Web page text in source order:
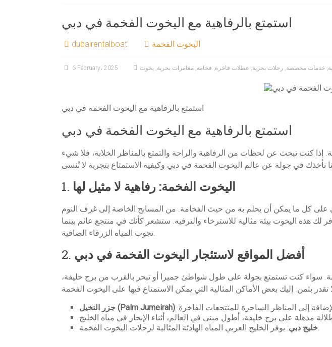
استمتع بالرفاهية مع اليخوت الفخمة في دبي
dubairentalboat اليخوت الفخمة
6 February، 2025 , خدمات مخصصة, رحلات بحرية, عطلات فاخرة, فخامة, مغامرات بحرية, يخوت
استمتع بالرفاهية مع اليخوت الفخمة في دبي
استمتع بالرفاهية مع اليخوت الفخمة في دبي
إذا كنت تبحث عن لحظات من الرفاهية والراحة والتمتع بالمناظر الخلابة، فلا شيء
1. اليخوت الفخمة: رفاهية لا مثيل لها
على كل ما يمكن أن يحلم به من حيث الفخامة. من المسابح الخاصة إلى غرف النوم
لك هذه اليخوت بيئة مثالية للاسترخاء والترفيه. ستشعر كأنك في منتجع عائم بينما
تجوب المياه الزرقاء الصافية.
2. أفضل المواقع لاستئجار اليخوت الفخمة في دبي
سواء كنت تستمتع بجولة على طول شواطئ جميرا أو تبحر بالقرب من برج خليفة،
جزر النخيل (Palm Jumeirah)
خليج دبي: يوفر الخليج العربي المياه الهادئة المثالية لرحلات اليخوت الفخمة.